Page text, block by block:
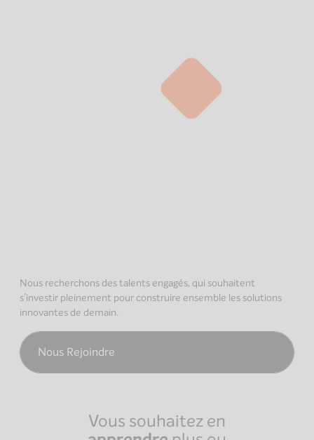
Nous recherchons des talents engagés, qui souhaitent
s’investir pleinement pour construire ensemble les solutions
innovantes de demain.
Nous Rejoindre
Vous souhaitez en